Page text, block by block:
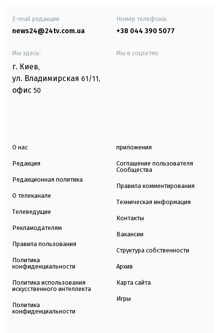
E-mail редакции
news24@24tv.com.ua
Номер телефона:
+38 044 390 5077
Мы здесь:
г. Киев,
ул. Владимирская 61/11,
офис 50
Мы в соцсетях:
О нас
Редакция
Редакционная политика
О телеканале
Телеведущие
Рекламодателям
Правила пользования
Политика
конфиденциальности
Политика использования
искусственного интеллекта
Политика
конфиденциальности
приложения
Соглашение пользователя
Сообщества
Правила комментирования
Техническая информация
Контакты
Вакансии
Структура собственности
Архив
Карта сайта
Игры